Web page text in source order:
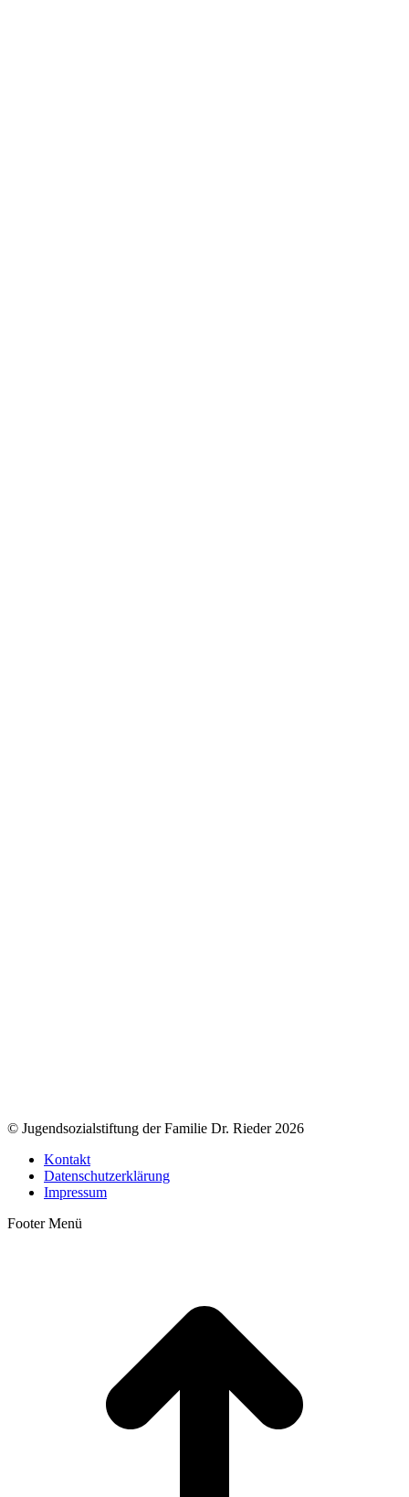
© Jugendsozialstiftung der Familie Dr. Rieder 2026
Kontakt
Datenschutzerklärung
Impressum
Footer Menü